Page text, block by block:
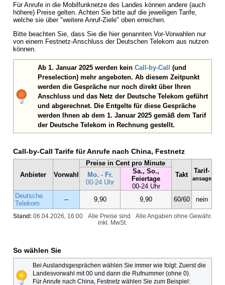
Für Anrufe in die Mobilfunknetze des Landes können andere (auch
höhere) Preise gelten. Achten Sie bitte auf die jeweiligen Tarife,
welche sie über "weitere Anruf-Ziele" oben erreichen.
Bitte beachten Sie, dass Sie die hier genannten Vor-Vorwahlen nur
von einem Festnetz-Anschluss der Deutschen Telekom aus nutzen
können.
Ab 1. Januar 2025 werden kein Call-by-Call (und
Preselection) mehr angeboten. Ab diesem Zeitpunkt
werden die Gespräche nur noch direkt über Ihren
Anschluss und das Netz der Deutsche Telekom geführt
und abgerechnet. Die Entgelte für diese Gespräche
werden Ihnen ab dem 1. Januar 2025 gemäß dem Tarif
der Deutsche Telekom in Rechnung gestellt.
Call-by-Call Tarife für Anrufe nach China, Festnetz
Anbieter Vorwahl
Preise in Cent pro Minute
Takt
Tarif-
ansage
Mo. - Fr.
00-24 Uhr
Sa., So.,
Feiertage
00-24 Uhr
Deutsche
Telekom
-- 9,90 9,90 60/60 nein
Stand: 06.04.2026, 16:00 Alle Angaben ohne Gewähr.
Alle Preise sind
inkl. MwSt.
So wählen Sie
Bei Auslandsgesprächen wählen Sie immer wie folgt: Zuerst die
Landesvorwahl mit 00 und dann die Rufnummer (ohne 0).
Für Anrufe nach China, Festnetz wählen Sie zum Beispiel: